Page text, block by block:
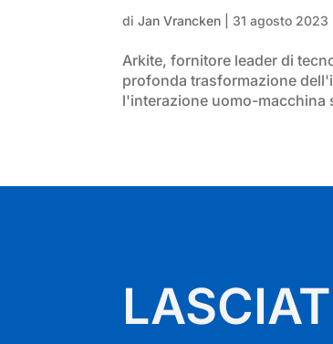
diJan Vrancken 31 agosto 2023
Arkite, fornitore leader di
profonda trasformazione
l'interazione uomo-macchina